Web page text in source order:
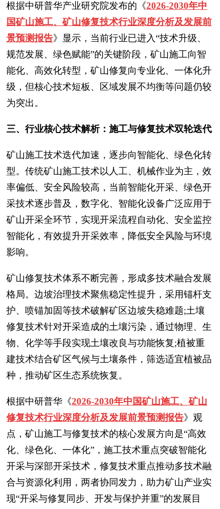
根据中研普华产业研究院发布的《2026-2030年中
国矿山施工、矿山修复技术行业深度分析及发展前
景预测报告》显示，当前行业已进入“技术升级、
规范发展、绿色赋能”的关键阶段，矿山施工向智
能化、高效化转型，矿山修复向专业化、一体化升
级，但核心技术短板、区域发展不均衡等问题仍较
为突出。
三、行业核心技术解析：施工与修复技术双轮迭代
矿山施工技术迭代加速，逐步向智能化、绿色化转
型。传统矿山施工技术以人工、机械作业为主，效
率偏低、安全风险较高，当前智能化开采、绿色开
采技术逐步普及，数字化、智能化设备广泛应用于
矿山开采全环节，实现开采流程自动化、安全监控
智能化，有效提升开采效率，降低安全风险与环境
影响。
矿山修复技术体系不断完善，形成多技术融合发展
格局。边坡治理技术聚焦稳定性提升，采用锚杆支
护、喷锚加固等技术破解矿区边坡失稳难题;土壤
修复技术针对开采造成的土壤污染，通过物理、生
物、化学等手段实现土壤改良与功能恢复;植被重
建技术结合矿区气候与土壤条件，筛选适宜植被品
种，推动矿区生态系统恢复。
根据中研普华 《2026-2030年中国矿山施工、矿山
修复技术行业深度分析及发展前景预测报告》 观
点，矿山施工与修复技术的核心发展方向是“高效
化、绿色化、一体化”，施工技术重点突破智能化
开采与深部开采技术，修复技术重点推动多技术融
合与资源化利用，两者协同发力，助力矿山产业实
现“开采与修复同步、开发与保护并重”的发展目